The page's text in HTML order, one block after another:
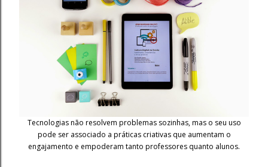
Tecnologias não resolvem problemas sozinhas, mas o seu uso
pode ser associado a práticas criativas que aumentam o
engajamento e empoderam tanto professores quanto alunos.